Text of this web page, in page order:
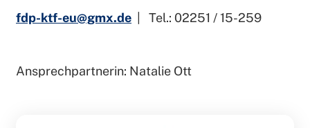
fdp-ktf-eu@gmx.de | Tel.: 02251 / 15-259
Ansprechpartnerin: Natalie Ott